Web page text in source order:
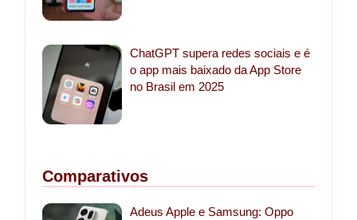
ChatGPT supera redes sociais e é
o app mais baixado da App Store
no Brasil em 2025
Comparativos
Adeus Apple e Samsung: Oppo